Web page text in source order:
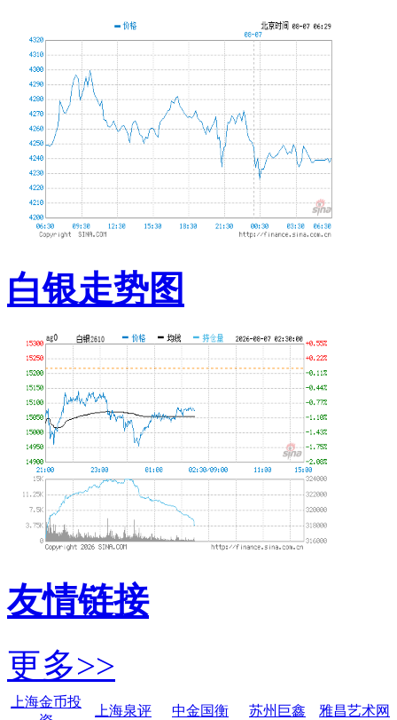
白银走势图
友情链接
更多>>
上海金币投
上海泉评 中金国衡 苏州巨鑫 雅昌艺术网